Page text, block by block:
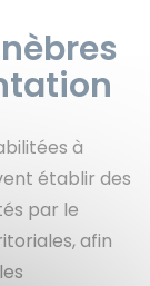
à
établir des
par le
afin